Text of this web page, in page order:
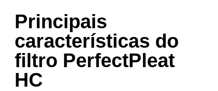
Principais
características do
filtro PerfectPleat
HC